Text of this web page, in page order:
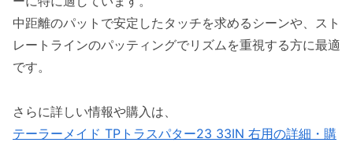
中距離のパットで安定したタッチを求めるシーンや、スト
レートラインのパッティングでリズムを重視する方に最適
です。
さらに詳しい情報や購入は、
テーラーメイド TPトラスパター23 33IN 右用の詳細・購